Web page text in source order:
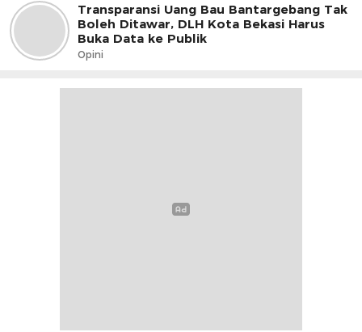
Transparansi Uang Bau Bantargebang Tak
Boleh Ditawar, DLH Kota Bekasi Harus
Buka Data ke Publik
Opini